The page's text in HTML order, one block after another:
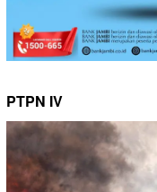
PTPN IV